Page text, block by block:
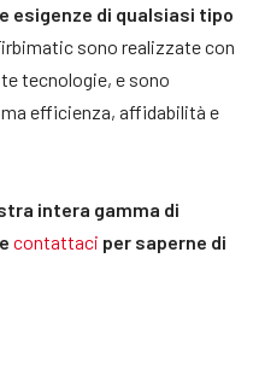
esigenze di qualsiasi tipo
sono realizzate con
tecnologie, e sono
efficienza, affidabilità e
intera gamma di
e contattaci per saperne di